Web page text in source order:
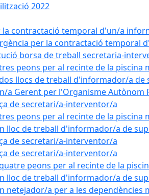
2022
la contractació temporal d'un/a
per la contractació temporal
borsa de treball secretaria-
peons per al recinte de la
llocs de treball d'informador/a
a Gerent per l'Organisme Autònom
de secretari/a-interventor/a
peons per al recinte de la
lloc de treball d'informador/a de
de secretari/a-interventor/a
de secretari/a-interventor/a
peons per al recinte de la
lloc de treball d'informador/a de
netejador/a per a les dependències